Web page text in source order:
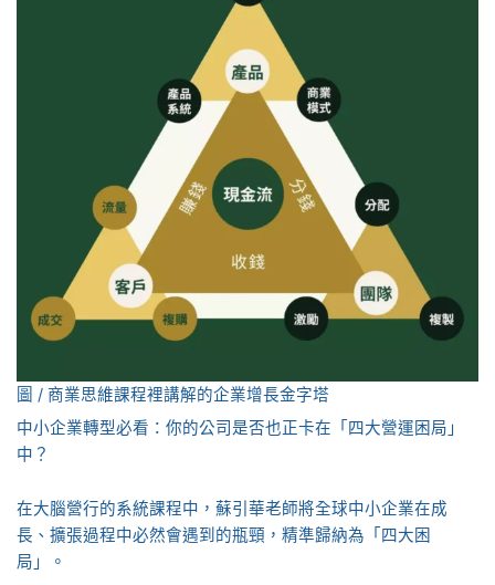
圖 / 商業思維課程裡講解的企業增長金字塔
中小企業轉型必看：你的公司是否也正卡在「四大營運困局」
中？
在大腦營行的系統課程中，蘇引華老師將全球中小企業在成
長、擴張過程中必然會遇到的瓶頸，精準歸納為「四大困
局」。